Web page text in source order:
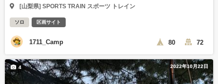
[山梨県] SPORTS TRAIN スポーツ トレイン
ソロ 区画サイト
1711_Camp 80 72
2022年10月22日
4